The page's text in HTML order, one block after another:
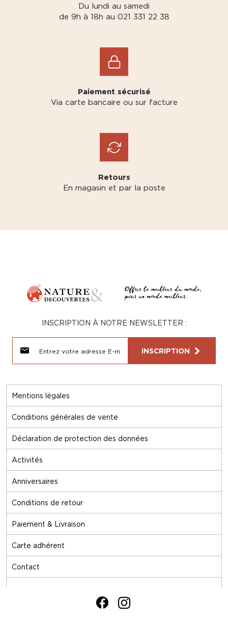
Du lundi au samedi
de 9h à 18h au 021 331 22 38
Paiement sécurisé
Via carte bancaire ou sur facture
Retours
En magasin et par la poste
Mentions légales
Conditions générales de vente
Déclaration de protection des données
Activités
Anniversaires
Conditions de retour
Paiement & Livraison
Carte adhérent
Contact
INSCRIPTION À NOTRE NEWSLETTER :
INSCRIPTION